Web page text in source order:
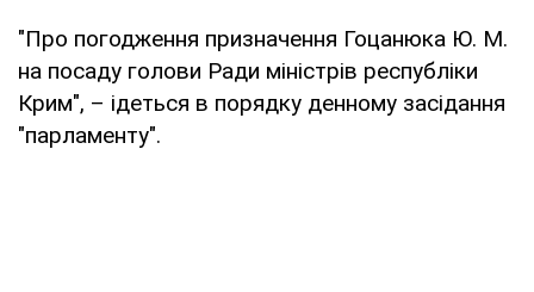
"Про погодження призначення Гоцанюка Ю. М.
на посаду голови Ради міністрів республіки
Крим", – ідеться в порядку денному засідання
"парламенту".